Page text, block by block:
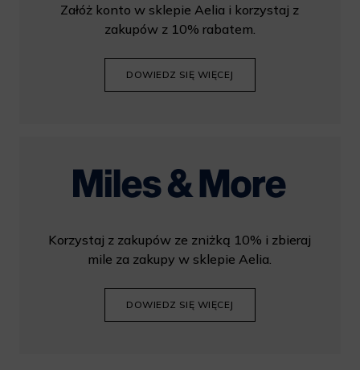
Załóż konto w sklepie Aelia i korzystaj z
zakupów z 10% rabatem.
DOWIEDZ SIĘ WIĘCEJ
Korzystaj z zakupów ze zniżką 10% i zbieraj
mile za zakupy w sklepie Aelia.
DOWIEDZ SIĘ WIĘCEJ